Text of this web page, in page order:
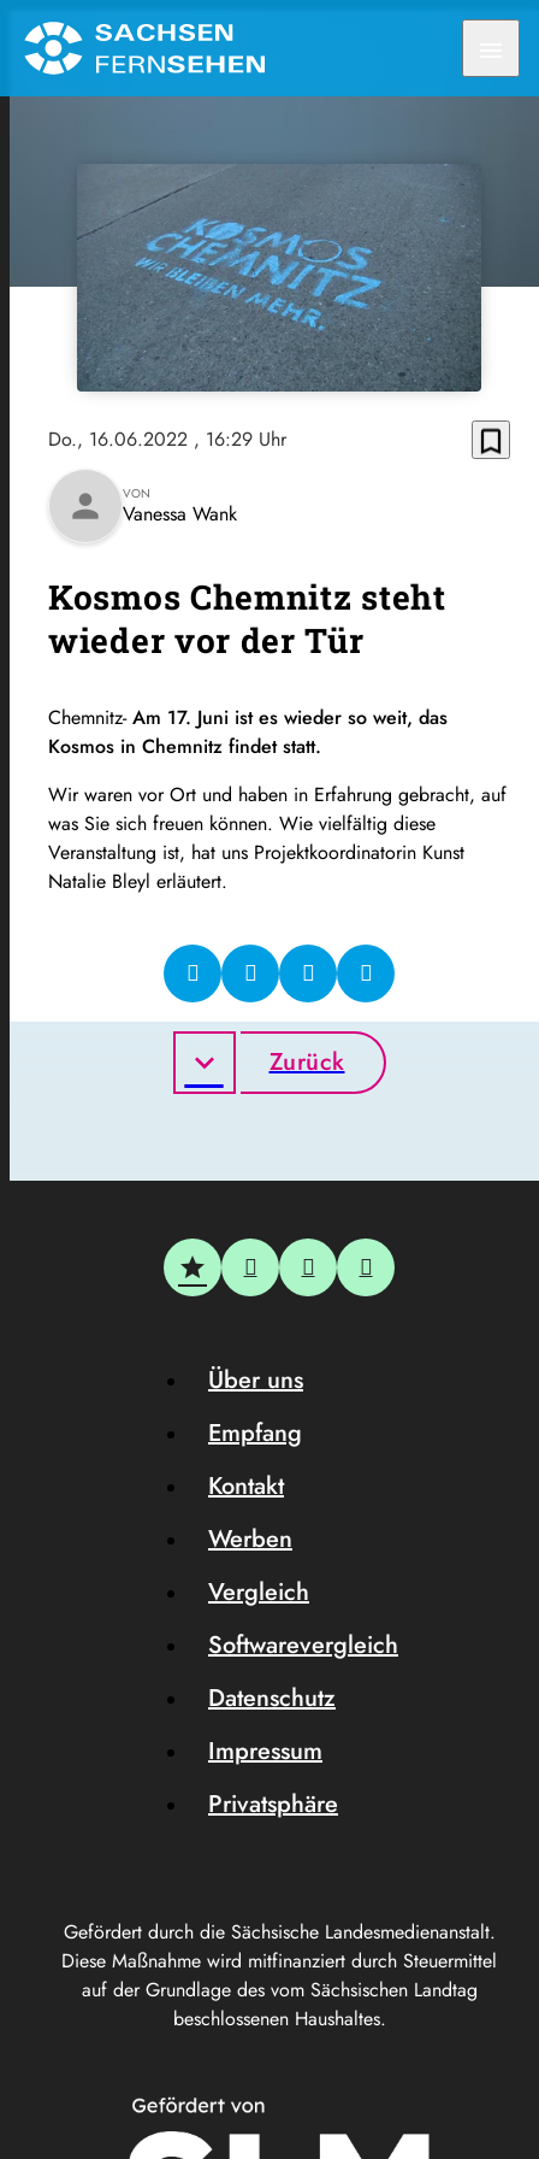
Do., 16.06.2022 , 16:29 Uhr bookmark_border
person VON
Vanessa Wank
Kosmos Chemnitz steht
wieder vor der Tür
Chemnitz-Am 17. Juni ist es wieder so weit, das
Kosmos in Chemnitz findet statt.
Wir waren vor Ort und haben in Erfahrung gebracht, auf
was Sie sich freuen können. Wie vielfältig diese
Veranstaltung ist, hat uns Projektkoordinatorin Kunst
Natalie Bleyl erläutert.
Zurück
Gefördert durch die Sächsische Landesmedienanstalt.
Diese Maßnahme wird mitfinanziert durch Steuermittel
auf der Grundlage des vom Sächsischen Landtag
beschlossenen Haushaltes.
Über uns
Empfang
Kontakt
Werben
Vergleich
Softwarevergleich
Datenschutz
Impressum
Privatsphäre